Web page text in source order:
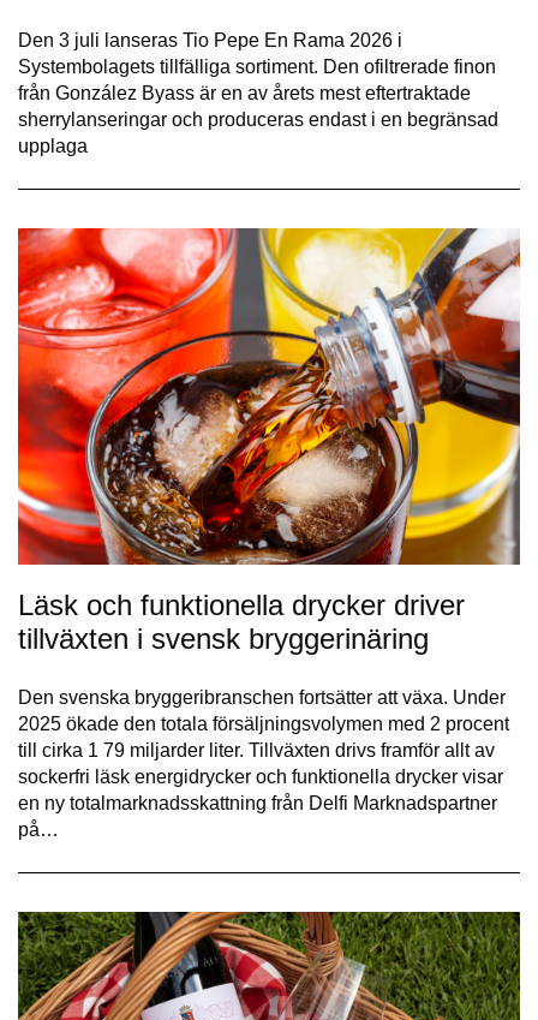
Den 3 juli lanseras Tio Pepe En Rama 2026 i
Systembolagets tillfälliga sortiment. Den ofiltrerade finon
från González Byass är en av årets mest eftertraktade
sherrylanseringar och produceras endast i en begränsad
upplaga
Läsk och funktionella drycker driver
tillväxten i svensk bryggerinäring
Den svenska bryggeribranschen fortsätter att växa. Under
2025 ökade den totala försäljningsvolymen med 2 procent
till cirka 1 79 miljarder liter. Tillväxten drivs framför allt av
sockerfri läsk energidrycker och funktionella drycker visar
en ny totalmarknadsskattning från Delfi Marknadspartner
på…